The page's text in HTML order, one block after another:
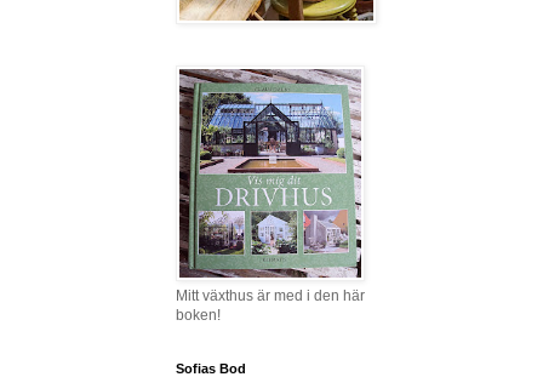
Mitt växthus är med i den här
boken!
Sofias Bod